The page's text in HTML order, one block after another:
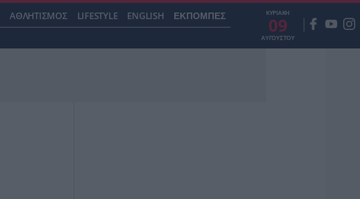
ΑΘΛΗΤΙΣΜΟΣ LIFESTYLE ENGLISH ΕΚΠΟΜΠΕΣ ΚΥΡΙΑΚΗ
09
ΑΥΓΟΥΣΤΟΥ